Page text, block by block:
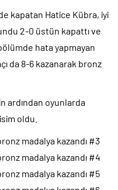
kapatan Hatice Kübra, iyi
2-0 üstün kapattı ve
hata yapmayan
da 8-6 kazanarak bronz
ardından oyunlarda
oldu.